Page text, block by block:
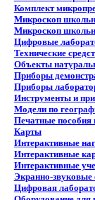
Комплект
Микроскоп
Микроскоп
Цифровые
Технические
Объекты
Приборы
Приборы
Инструменты и
Модели по
Печатные пособия
Карты
Интерактивные
Интерактивные
Интерактивные
Экранно-звуковые
Цифровая